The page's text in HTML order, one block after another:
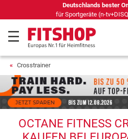
Deutschlands bester
für Sportgeräte (n-
Crosstrainer
OCTANE FITNESS